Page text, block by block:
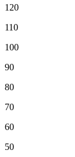
120
110
100
90
80
70
60
50